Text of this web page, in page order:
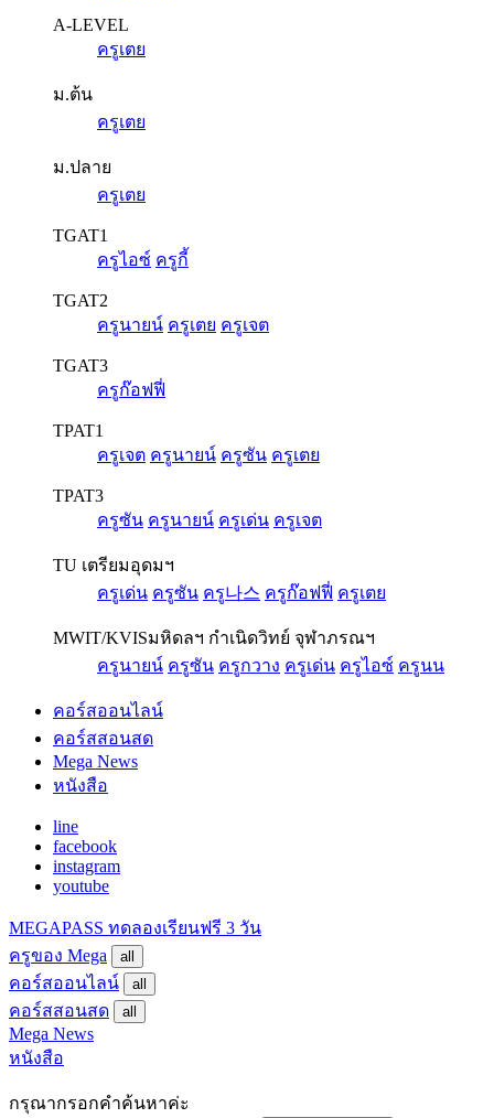
A-LEVEL
ครูเตย
ม.ต้น
ครูเตย
ม.ปลาย
ครูเตย
TGAT1
ครูไอซ์ ครูกี้
TGAT2
ครูนายน์ ครูเตย ครูเจต
TGAT3
ครูก๊อฟฟี่
TPAT1
ครูเจต ครูนายน์ ครูซัน ครูเตย
TPAT3
ครูซัน ครูนายน์ ครูเด่น ครูเจต
TU เตรียมอุดมฯ
ครูเด่น ครูซัน ครู나스 ครูก๊อฟฟี่ ครูเตย
MWIT/KVISมหิดลฯ กำเนิดวิทย์ จุฬาภรณฯ
ครูนายน์ ครูซัน ครูกวาง ครูเด่น ครูไอซ์ ครูนน
คอร์สออนไลน์
คอร์สสอนสด
Mega News
หนังสือ
line
facebook
instagram
youtube
MEGAPASS ทดลองเรียนฟรี 3 วัน
ครูของ Mega
all
คอร์สออนไลน์ all
คอร์สสอนสด all
Mega News
หนังสือ
กรุณากรอกคำค้นหาค่ะ